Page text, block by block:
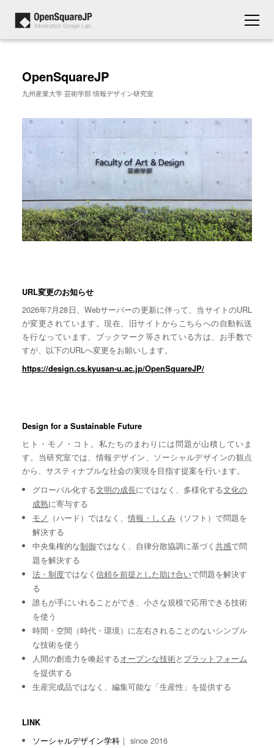
OpenSquareJP
九州産業大学 芸術学部 情報デザイン研究室
URL変更のお知らせ
2026年7月28日、Webサーバーの更新に伴って、当サイトのURL
が変更されています。現在、旧サイトからこちらへの自動転送
を行なっています。ブックマーク等されている方は、お手数で
すが、以下のURLへ変更をお願いします。
https://design.cs.kyusan-u.ac.jp/OpenSquareJP/
Design for a Sustainable Future
ヒト・モノ・コト。私たちのまわりには問題が山積していま
す。当研究室では、情報デザイン、ソーシャルデザインの観点
から、サスティナブルな社会の実現を目指す提案を行います。
グローバル化する文明の成長にではなく、多様化する文化の
成熟に寄与する
モノ （ハード）ではなく、情報・しくみ （ソフト）で問題を
解決する
中央集権的な制御ではなく、自律分散協調に基づく共感で問
題を解決する
法・制度ではなく信頼を前提とした助け合いで問題を解決す
る
誰もが手にいれることができ、小さな規模で応用できる技術
を使う
時間・空間（時代・環境）に左右されることのないシンプル
な技術を使う
人間の創造力を喚起するオープンな技術と プラットフォーム
を提供する
生産完成品ではなく、編集可能な「生産性」を提供する
LINK
ソーシャルデザイン学科 ｜ since 2016